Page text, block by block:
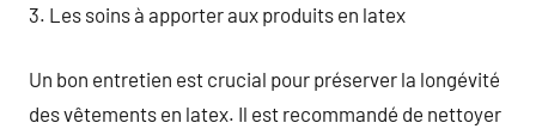
3. Les soins à apporter aux produits en latex
Un bon entretien est crucial pour préserver la longévité
des vêtements en latex. Il est recommandé de nettoyer